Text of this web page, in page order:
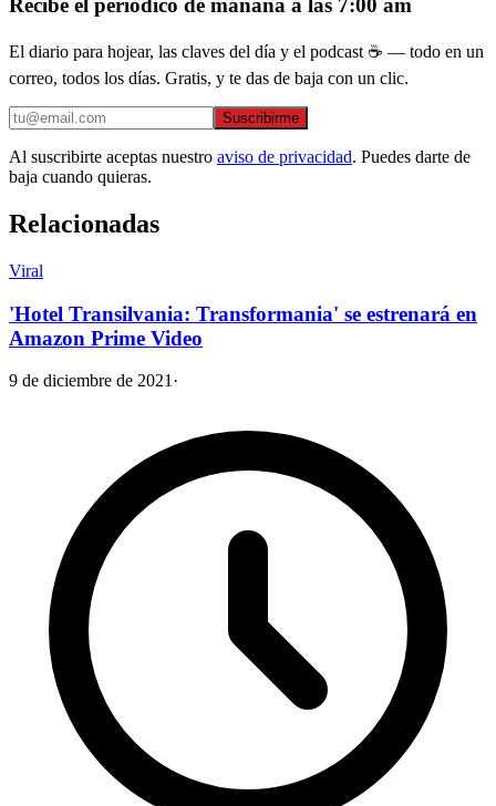
Recibe el periódico de mañana a las 7:00 am
El diario para hojear, las claves del día y el podcast ☕ — todo en un
correo, todos los días. Gratis, y te das de baja con un clic.
Suscribirme
Al suscribirte aceptas nuestro aviso de privacidad. Puedes darte de
baja cuando quieras.
Relacionadas
Viral
'Hotel Transilvania: Transformania' se estrenará en
Amazon Prime Video
9 de diciembre de 2021 ·